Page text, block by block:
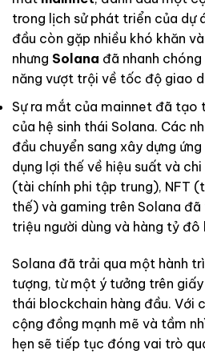
trong lịch sử phát triển của dự
đầu còn gặp nhiều khó khăn
nhưng Solana đã nhanh
năng vượt trội về tốc độ giao
Sự ra mắt của mainnet đã tạo
của hệ sinh thái Solana. Các
đầu chuyển sang xây dựng
dụng lợi thế về hiệu suất và chi
(tài chính phi tập trung), NFT
thế) và gaming trên Solana
triệu người dùng và hàng tỷ đô
Solana đã trải qua một hành
tượng, từ một ý tưởng trên
thái blockchain hàng đầu. Với
cộng đồng mạnh mẽ và tầm
hẹn sẽ tiếp tục đóng vai trò